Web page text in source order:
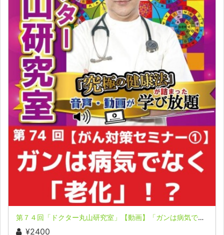
第７４回「ドクター丸山研究室」【動画】「ガンは病気でなく老化！？」「神様である自分を使うがん対策？」
¥2400